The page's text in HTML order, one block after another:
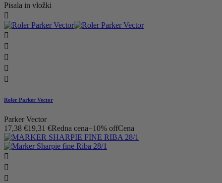
Pisala in vložki






Roler Parker Vector
Parker Vector
17,38 €19,31 €Redna cena−10% offCena


